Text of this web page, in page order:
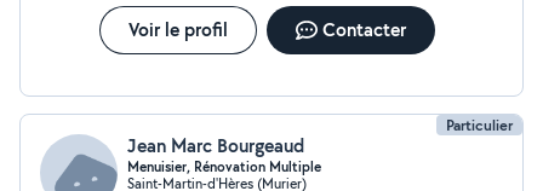
Voir le profil Contacter
Particulier
Jean Marc Bourgeaud
Menuisier, Rénovation Multiple
Saint-Martin-d'Hères (Murier)